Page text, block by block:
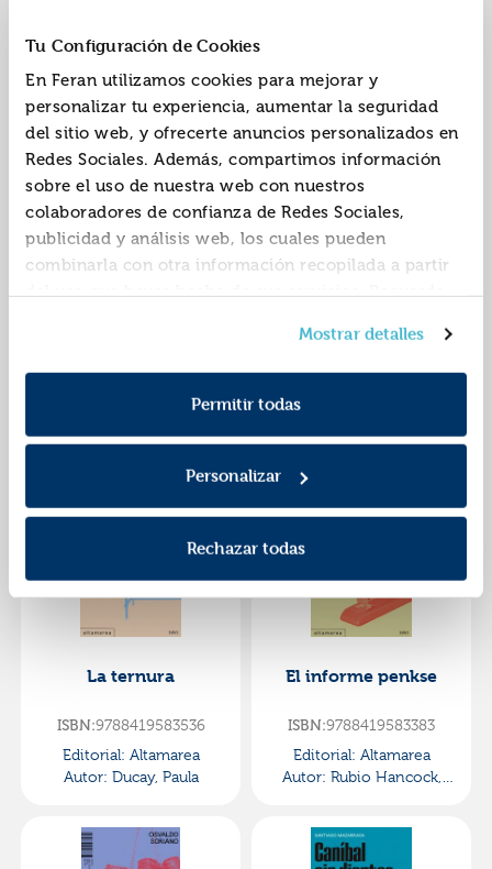
Tu Configuración de Cookies
En Feran utilizamos cookies para mejorar y
personalizar tu experiencia, aumentar la seguridad
del sitio web, y ofrecerte anuncios personalizados en
Redes Sociales. Además, compartimos información
sobre el uso de nuestra web con nuestros
colaboradores de confianza de Redes Sociales,
publicidad y análisis web, los cuales pueden
combinarla con otra información recopilada a partir
del uso que hayas hecho de sus servicios. Recuerda
consentimiento en cualquier momento. Para más
información consulta laPolítica de Cookiesy la
Política de Privacidad.
Mostrar detalles
Permitir todas
Personalizar
Rechazar todas
ISBN: 9788410435209
Autor:Rubio Hancock,
Jaime
Autor:Ibargüengoitia,
Jorge
Altamarea
Autor:Rodríguez De
No habrá más penas
Editorial:
Autor:Soriano, Osvaldo
La ternura
ISBN:9788419583536
Editorial: Altamarea
Autor: Ducay, Paula
El informe penkse
ISBN:9788419583383
Editorial: Altamarea
Autor: Rubio Hancock,